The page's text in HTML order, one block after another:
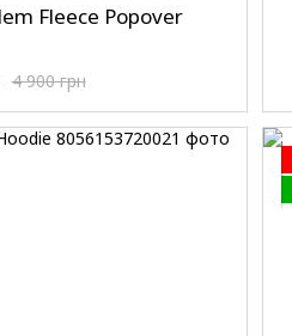
Fleece Popover
4 900 грн